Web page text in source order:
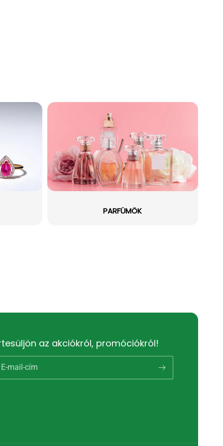
PARFÜMÖK
az akciókról, promóciókról!
E-mail-cím